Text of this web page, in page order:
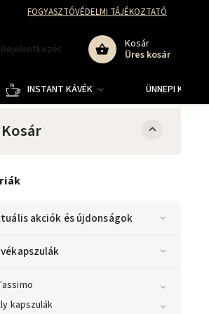
FOGYASZTÓVÉDELMI TÁJÉKOZTATÓ
Kosár
Üres kosár
Bejelentkezés
INSTANT KÁVÉK ÜNNEPI
Kosár
akciók és újdonságok
kapszulák